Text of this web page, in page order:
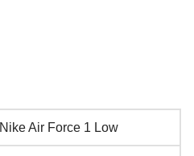
Nike Air Force 1 Low